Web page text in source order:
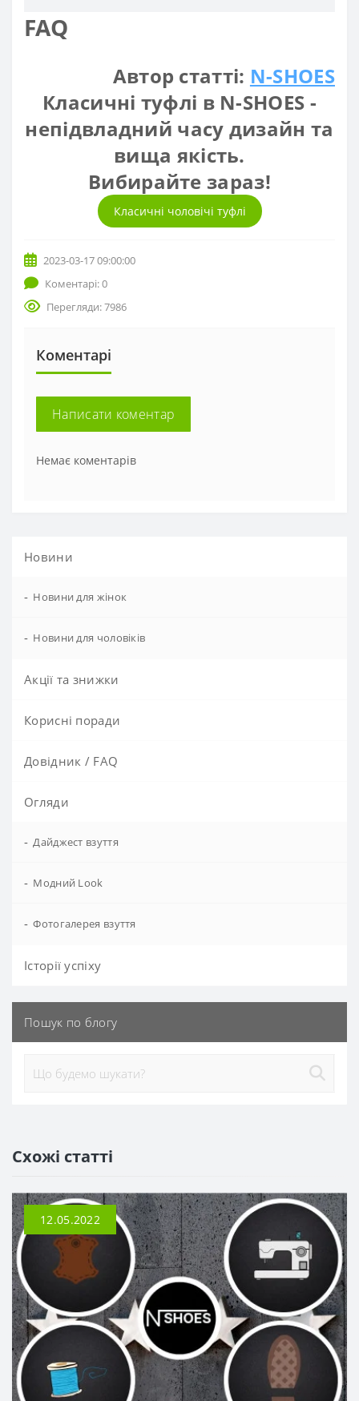
FAQ
Автор статті: N-SHOES
Класичні туфлі в N-SHOES -
непідвладний часу дизайн та
вища якість.
Вибирайте зараз!
Класичні чоловічі туфлі
2023-03-17 09:00:00
Коментарі: 0
Перегляди: 7986
Коментарі
Написати коментар
Немає коментарів
Новини
- Новини для жінок
- Новини для чоловіків
Акції та знижки
Корисні поради
Довідник / FAQ
Огляди
- Дайджест взуття
- Модний Look
- Фотогалерея взуття
Історії успіху
Пошук по блогу
Схожі статті
12.05.2022